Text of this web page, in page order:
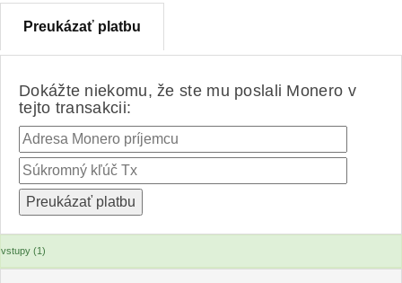
Preukázať platbu
Dokážte niekomu, že ste mu poslali Monero v
tejto transakcii:
vstupy (1)